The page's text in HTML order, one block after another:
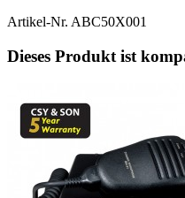
Artikel-Nr. ABC50X001
Dieses Produkt ist